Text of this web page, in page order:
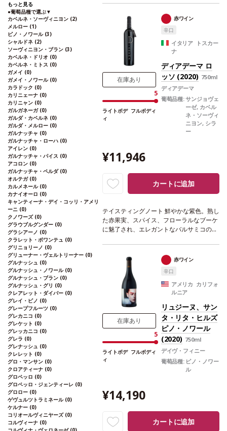
もっと見る
●葡萄品種で選ぶ▼
カベルネ・ソーヴィニヨン (2)
メルロー (1)
ピノ・ノワール (3)
シャルドネ (2)
ソーヴィニヨン・ブラン (3)
カベルネ・ドリオ (0)
カベルネ・ミトス (0)
ガメイ (0)
ガメイ・ノワール (0)
カラドック (0)
カリニェーナ (0)
カリニャン (0)
ガルガネーガ (0)
ガルダ・カベルネ (0)
ガルダ・メルロー (0)
ガルナッチャ (0)
ガルナッチャ・ローハ (0)
アイレン (0)
ガルナッチャ・パイス (0)
アコロン (0)
ガルナッチャ・ペルダ (0)
オルテガ (0)
カルメネール (0)
カナイオーロ (0)
キャンティーナ・デイ・コッリ・アメリ
ーニ (0)
クノワーズ (0)
グラウブルグンダー (0)
グラシアーノ (0)
クラレット・ボワンテュ (0)
グリニョリーノ (0)
グリューナー・ヴェルトリーナー (0)
グルナッシュ (0)
グルナッシュ・ノワール (0)
グルナッシュ・ブラン (0)
グルナッシュ・グリ (0)
クレアレット・ダイバー (0)
グレイ・ピノ (0)
グレープフルーツ (0)
グレカニコ (0)
グレケット (0)
グレッカニコ (0)
グレラ (0)
グレナッシュ (0)
クレレット (0)
グロ・マンサン (0)
クロアティーナ (0)
グロペッロ (0)
グロペッロ・ジェンティーレ (0)
グロロー (0)
ゲヴュルツトラミネール (0)
ケルナー (0)
コリオールヴィニヤーズ (0)
コルヴィーナ (0)
ピカルなニュアンスが加わる。口に含む
と、フレッシュでダイナミックな味わいが
広がり、程よい酸味とほのかな苦味の余韻
に、黄桃、ホワイトカラント、グレープフ
ルーツのニュアンスが深みを与え、調和し
ている。素晴らしく生き生きとした美味し
い一本。 合う料理
オレンジと生姜風味の
エビのソテー、レモングラスとナンプラー
風味のベトナム風ポークチョップなどと好
相性葡萄品種ヴェルメンティーノ 60%、
ソーヴィニヨン・ブラン 40%*本ヴィンテ
ージが在庫切れの場合、在庫があり価格が
同様の場合は自動的に次のヴィンテージに
変更されます、ご了承ください。
在庫あり
5
ライトボデ
ィ
フルボディ
赤ワイン
辛口
イタリア トスカー
ナ
ディアデーマ ロ
ッソ (2020) 750ml
ディアデーマ
葡萄品種:サンジョヴェ
ーゼ, カベル
ネ・ソーヴィ
ニヨン, シラ
ー
¥11,946
カートに追加
テイスティングノート 鮮やかな紫色。熟し
た赤果実、スパイス、フローラルなブーケ
に魅了され、エレガントなバルサミコのニ
うな味わいが口中を満たし、しっかりとし
た骨格を持ちながらも調和のとれたタンニ
ンと、時を経て素晴らしく展開する証しを
感じ、長く愉しめる余韻が残る。
赤肉、ジビエ、熟成チーズなどと好相性葡
サンジョヴェーゼ、カベルネ・ソー
ヴィニヨン、シラー
*本ヴィンテージが在
庫切れの場合、在庫があり価格が同様の場
合は自動的に次のヴィンテージに変更され
ます、ご了承ください。
在庫あり
5
ライトボデ
ィ
フルボディ
赤ワイン
辛口
アメリカ カリフォ
ルニア
リュジーヌ、サン
タ・リタ・ヒルズ
ピノ・ノワール
(2020) 750ml
デイヴ・フィニー
葡萄品種: ピノ・ノワー
ル
¥14,190
カートに追加